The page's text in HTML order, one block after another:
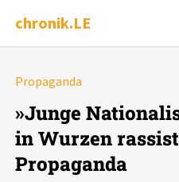
chronik.LE
Chronik
Propaganda
»Junge
in Wurzen
Propaganda
Alle Ereignisse
Ereignisse